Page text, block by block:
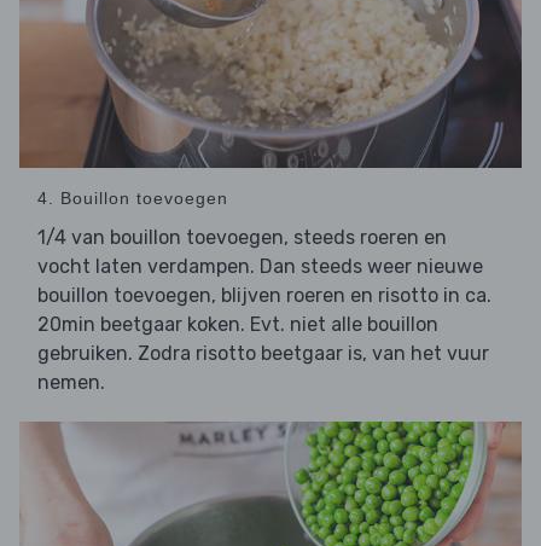
4. Bouillon toevoegen
1/4 van bouillon toevoegen, steeds roeren en
vocht laten verdampen. Dan steeds weer nieuwe
bouillon toevoegen, blijven roeren en risotto in ca.
20min beetgaar koken. Evt. niet alle bouillon
gebruiken. Zodra risotto beetgaar is, van het vuur
nemen.